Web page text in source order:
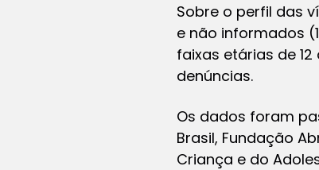
Sobre o perfil das
e não informados
faixas etárias de 12
denúncias.
Os dados foram
Brasil, Fundação
Criança e do